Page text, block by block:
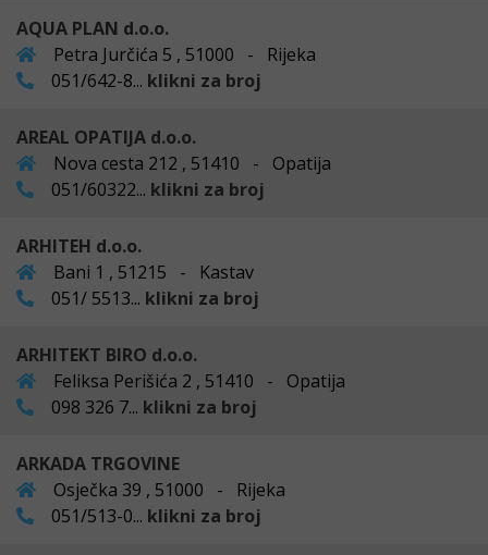
AQUA PLAN d.o.o.
Petra Jurčića 5 , 51000 - Rijeka
051/642-8... klikni za broj
AREAL OPATIJA d.o.o.
Nova cesta 212 , 51410 - Opatija
051/60322... klikni za broj
ARHITEH d.o.o.
Bani 1 , 51215 - Kastav
051/ 5513... klikni za broj
ARHITEKT BIRO d.o.o.
Feliksa Perišića 2 , 51410 - Opatija
098 326 7... klikni za broj
ARKADA TRGOVINE
Osječka 39 , 51000 - Rijeka
051/513-0... klikni za broj